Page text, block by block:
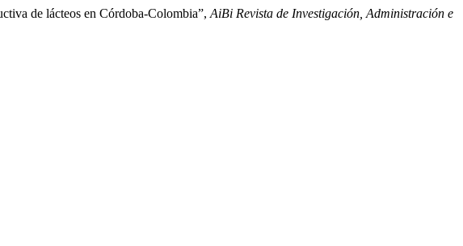
de lácteos en Córdoba-Colombia”, AiBi Revista de Investigación, Administración e